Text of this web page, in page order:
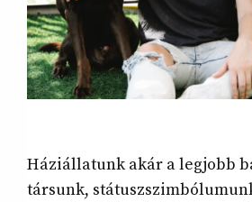
Háziállatunk akár a legjobb
társunk,